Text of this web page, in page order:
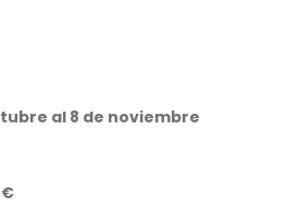
al 8 de noviembre
€